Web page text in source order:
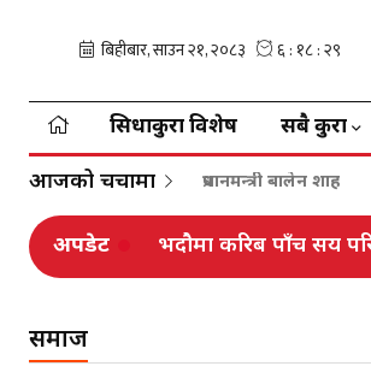
सिधाकुरा विशेष सबै कुरा
आजको चर्चामा प्रधानमन्त्री बालेन शाह
अपडेट भदौमा करिब पाँच सय
समाज